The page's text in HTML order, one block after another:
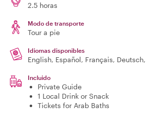
2.5 horas
Modo de transporte
Tour a pie
Idiomas disponibles
English, Español, Français,
Incluido
Private Guide
1 Local Drink or Snack
Tickets for Arab Baths